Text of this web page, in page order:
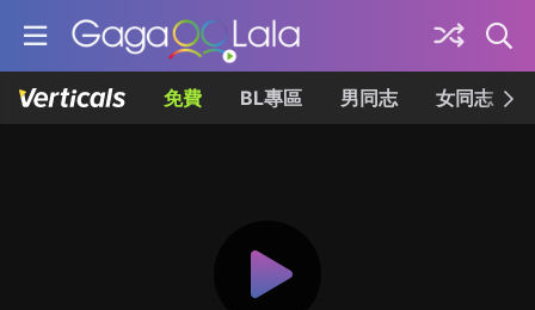
免費 BL專區 男同志 女同志